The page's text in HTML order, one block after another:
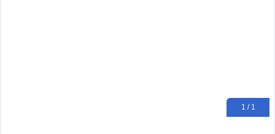
1 / 1